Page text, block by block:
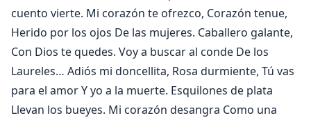
cuento vierte. Mi corazón te ofrezco, Corazón tenue,
Herido por los ojos De las mujeres. Caballero galante,
Con Dios te quedes. Voy a buscar al conde De los
Laureles… Adiós mi doncellita, Rosa durmiente, Tú vas
para el amor Y yo a la muerte. Esquilones de plata
Llevan los bueyes. Mi corazón desangra Como una